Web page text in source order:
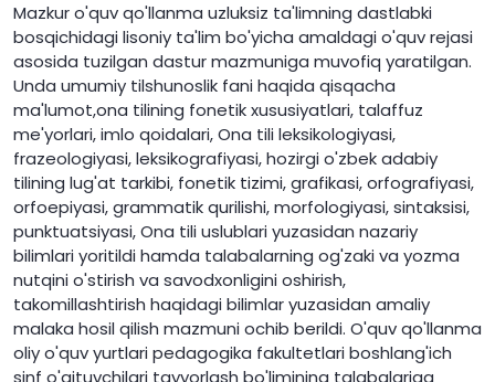
Mazkur o'quv qo'llanma uzluksiz ta'limning dastlabki
bosqichidagi lisoniy ta'lim bo'yicha amaldagi o'quv rejasi
asosida tuzilgan dastur mazmuniga muvofiq yaratilgan.
Unda umumiy tilshunoslik fani haqida qisqacha
ma'lumot,ona tilining fonetik xususiyatlari, talaffuz
me'yorlari, imlo qoidalari, Ona tili leksikologiyasi,
frazeologiyasi, leksikografiyasi, hozirgi o'zbek adabiy
tilining lug'at tarkibi, fonetik tizimi, grafikasi, orfografiyasi,
orfoepiyasi, grammatik qurilishi, morfologiyasi, sintaksisi,
punktuatsiyasi, Ona tili uslublari yuzasidan nazariy
bilimlari yoritildi hamda talabalarning og'zaki va yozma
nutqini o'stirish va savodxonligini oshirish,
takomillashtirish haqidagi bilimlar yuzasidan amaliy
malaka hosil qilish mazmuni ochib berildi. O'quv qo'llanma
oliy o'quv yurtlari pedagogika fakultetlari boshlang'ich
sinf o'qituvchilari tayyorlash bo'limining talabalariga